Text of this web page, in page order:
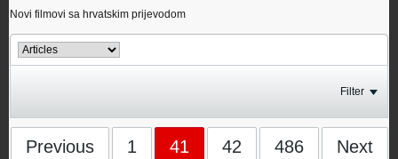
Novi filmovi sa hrvatskim prijevodom
Filter
Previous 1 41 42 486 Next